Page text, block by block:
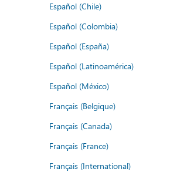
Español (Chile)
Español (Colombia)
Español (España)
Español (Latinoamérica)
Español (México)
Français (Belgique)
Français (Canada)
Français (France)
Français (International)